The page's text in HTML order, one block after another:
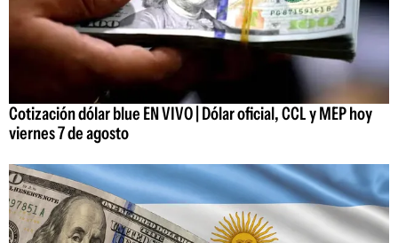
Cotización dólar blue EN VIVO | Dólar oficial, CCL y MEP hoy
viernes 7 de agosto